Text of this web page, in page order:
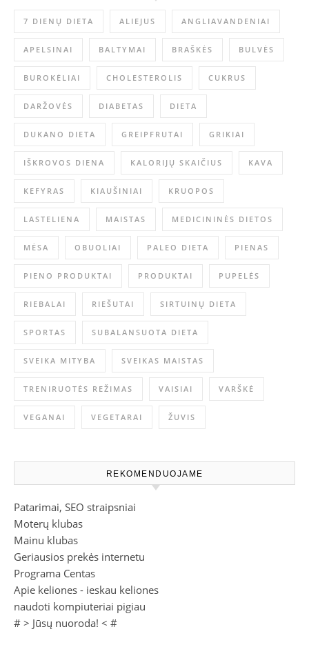
7 DIENŲ DIETA ALIEJUS ANGLIAVANDENIAI
APELSINAI BALTYMAI BRAŠKĖS BULVĖS
BUROKĖLIAI CHOLESTEROLIS CUKRUS
DARŽOVĖS DIABETAS DIETA
DUKANO DIETA GREIPFRUTAI GRIKIAI
IŠKROVOS DIENA KALORIJŲ SKAIČIUS KAVA
KEFYRAS KIAUŠINIAI KRUOPOS
LASTELIENA MAISTAS MEDICININĖS DIETOS
MĖSA OBUOLIAI PALEO DIETA PIENAS
PIENO PRODUKTAI PRODUKTAI PUPELĖS
RIEBALAI RIEŠUTAI SIRTUINŲ DIETA
SPORTAS SUBALANSUOTA DIETA
SVEIKA MITYBA SVEIKAS MAISTAS
TRENIRUOTĖS REŽIMAS VAISIAI VARŠKĖ
VEGANAI VEGETARAI ŽUVIS
REKOMENDUOJAME
Patarimai, SEO straipsniai
Moterų klubas
Mainu klubas
Geriausios prekės internetu
Programa Centas
Apie keliones - ieskau keliones
naudoti kompiuteriai pigiau
# > Jūsų nuoroda! < #